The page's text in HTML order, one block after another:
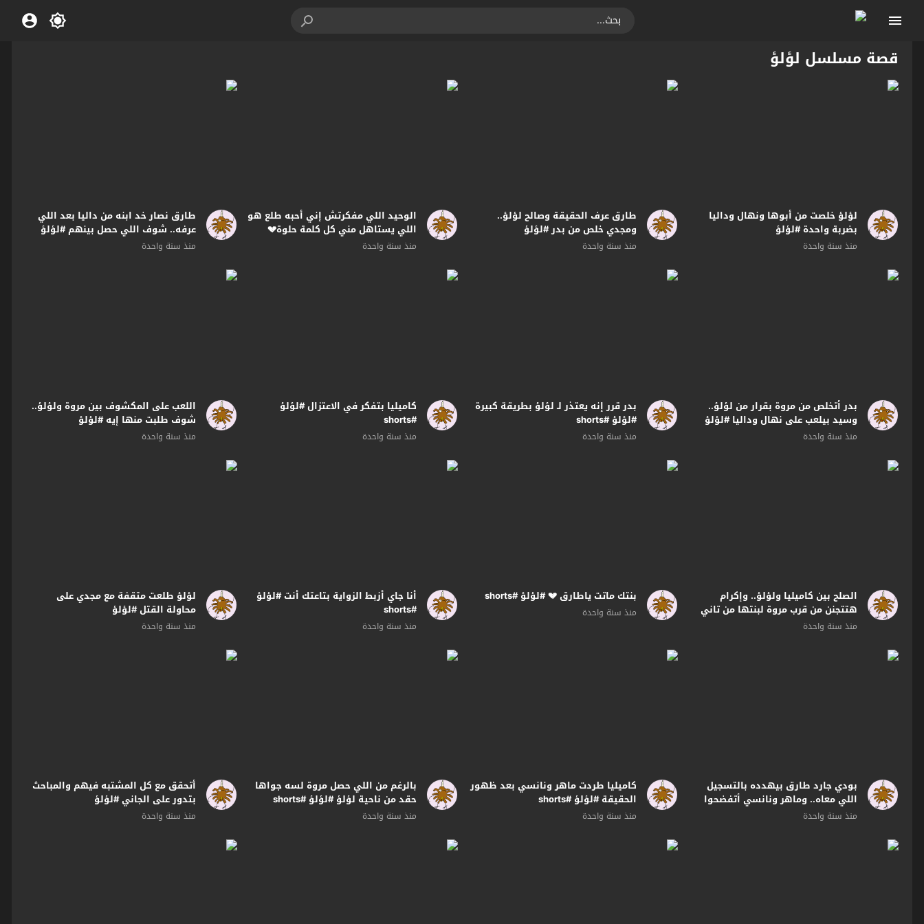
قصة مسلسل لؤلؤ
لؤلؤ خلصت من أبوها ونهال وداليا
بضربة واحدة #لؤلؤ
منذ سنة واحدة
طارق عرف الحقيقة وصالح لؤلؤ..
ومجدي خلص من بدر #لؤلؤ
منذ سنة واحدة
الوحيد اللي مفكرتش إني أحبه طلع هو
اللي يستاهل مني كل كلمة حلوة💔
#لؤلؤ #shorts
منذ سنة واحدة
طارق نصار خد ابنه من داليا بعد اللي
عرفه.. شوف اللي حصل بينهم #لؤلؤ
منذ سنة واحدة
بدر أتخلص من مروة بقرار من لؤلؤ..
وسيد بيلعب على نهال وداليا #لؤلؤ
منذ سنة واحدة
بدر قرر إنه يعتذر لـ لؤلؤ بطريقة كبيرة
#لؤلؤ #shorts
منذ سنة واحدة
كاميليا بتفكر في الاعتزال #لؤلؤ
#shorts
منذ سنة واحدة
اللعب على المكشوف بين مروة ولؤلؤ..
شوف طلبت منها إيه #لؤلؤ
منذ سنة واحدة
الصلح بين كاميليا ولؤلؤ.. وإكرام
هتتجنن من قرب مروة لبنتها من تاني
#لؤلؤ
منذ سنة واحدة
بنتك ماتت ياطارق 💔 #لؤلؤ #shorts
منذ سنة واحدة
أنا جاي أزبط الزواية بتاعتك أنت #لؤلؤ
#shorts
منذ سنة واحدة
لؤلؤ طلعت متقفة مع مجدي على
محاولة القتل #لؤلؤ
منذ سنة واحدة
بودي جارد طارق بيهدده بالتسجيل
اللي معاه.. وماهر ونانسي أتفضحوا
قدام كاميليا #لؤلؤ
منذ سنة واحدة
كاميليا طردت ماهر ونانسي بعد ظهور
الحقيقة #لؤلؤ #shorts
منذ سنة واحدة
بالرغم من اللي حصل مروة لسه جواها
حقد من ناحية لؤلؤ #لؤلؤ #shorts
منذ سنة واحدة
أتحقق مع كل المشتبه فيهم والمباحث
بتدور على الجاني #لؤلؤ
منذ سنة واحدة